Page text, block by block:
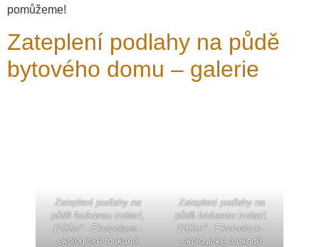
pomůžeme!
Zateplení podlahy na půdě
bytového domu – galerie
Zateplení podlahy na
půdě foukanou izolací,
1100m² - Ekoizolace -
ekologické foukané
Zateplení podlahy na
půdě foukanou izolací,
1100m² - Ekoizolace -
ekologické foukané